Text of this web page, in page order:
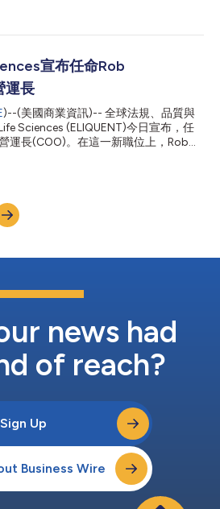
援的地位。 ELIQUENT Life Sciences執
專業化的知識、以技術驅動的方
一步擴展ELIQUENT的藥物主動監視平
成功合作夥伴。」 在今天的公告之
命了全球知名藥物主動監視領導人
有三十多年的風險管理專業經驗，切身
克服複雜的安全評估和報告挑戰無比關
收購，加上Gandhi的加入，凸顯了該
宣布任命Rob
運長
)--(美國商業資訊)-- 全球法規、品質與
Sciences (ELIQUENT)今日宣布，任
運長(COO)。在這一新職位上，Rob將
務和培養客戶關係方面的專業能力，與
優質解決方案以滿足客戶不斷變化之需
是一位經驗豐富的生命科學領域高階主
。身為營運長，Rob將與ELIQUENT領
品質與法規遵循解決方案的順暢整合。
曾在Syneos Health（前身為INC
news had
of reach?
Sign Up
Business Wire